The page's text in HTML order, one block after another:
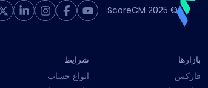
© 2025 ScoreCM
بازارها
فارکس
شرایط
انواع حساب